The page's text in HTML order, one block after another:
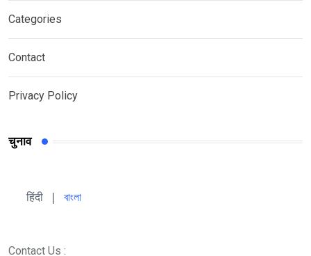
Categories
Contact
Privacy Policy
चुनाव
हिंदी | বাংলা
Contact Us :